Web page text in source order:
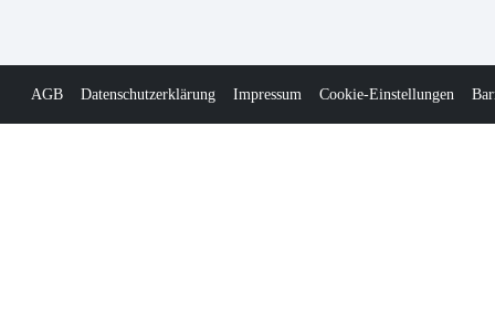
AGB Datenschutzerklärung Impressum Cookie-Einstellungen